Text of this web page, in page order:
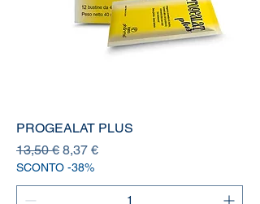
PROGEALAT PLUS
Prezzo regolare
13,50 € Prezzo scontato
8,37 €
SCONTO -38%